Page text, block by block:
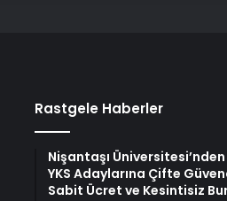
Rastgele Haberler
Nişantaşı
YKS Adaylarına Çifte
Sabit Ücret ve Kesintisiz